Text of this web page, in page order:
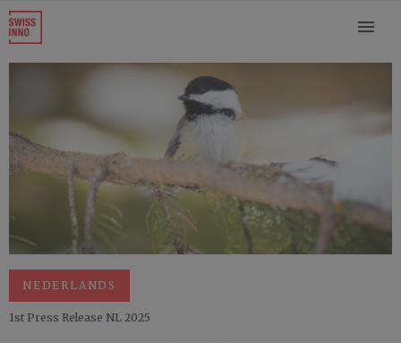
NEDERLANDS
1st Press Release NL 2025